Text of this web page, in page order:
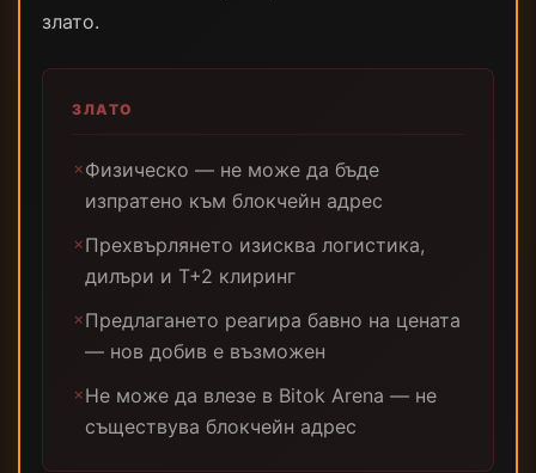
злато.
ЗЛАТО
✗Физическо — не може да бъде
изпратено към блокчейн адрес
✗Прехвърлянето изисква логистика,
дилъри и T+2 клиринг
✗Предлагането реагира бавно на цената
— нов добив е възможен
✗Не може да влезе в Bitok Arena — не
съществува блокчейн адрес